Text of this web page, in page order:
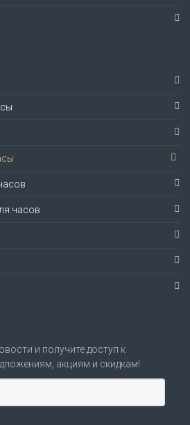
часов
и получите доступ к
акциям и скидкам!